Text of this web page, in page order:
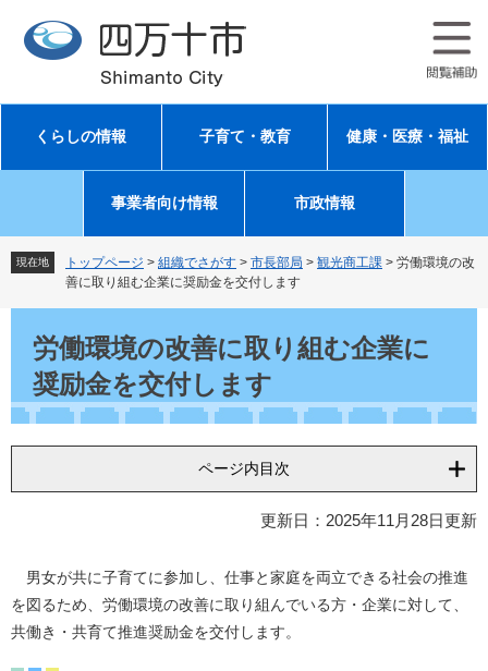
先
す
を
し
文
くらしの情報 子育て・教育 健康・医療・福祉
事業者向け情報 市政情報
現在地 トップページ > 組織でさがす > 市長部局 > 観光商工課 > 労働環境の改
善に取り組む企業に奨励金を交付します
労働環境の改善に取り組む企業に
奨励金を交付します
ページ内目次
更新日：2025年11月28日更新
男女が共に子育てに参加し、仕事と家庭を両立できる社会の推進
を図るため、労働環境の改善に取り組んでいる方・企業に対して、
共働き・共育て推進奨励金を交付します。